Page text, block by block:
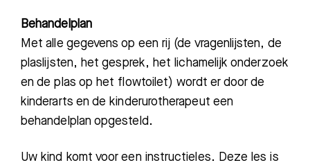
Behandelplan
Met alle gegevens op een rij (de vragenlijsten, de
plaslijsten, het gesprek, het lichamelijk onderzoek
en de plas op het flowtoilet) wordt er door de
kinderarts en de kinderurotherapeut een
behandelplan opgesteld.
Uw kind komt voor een instructieles. Deze les is